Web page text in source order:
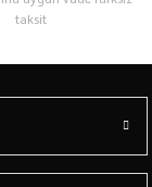
taksit